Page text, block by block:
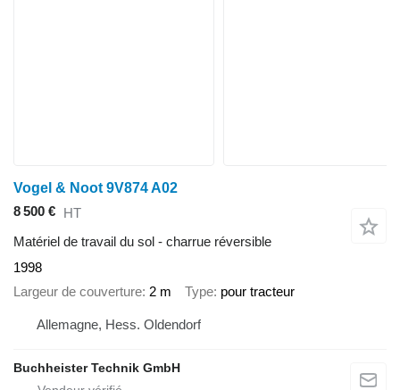
Vogel & Noot 9V874 A02
8 500 € HT
Matériel de travail du sol - charrue réversible
1998
Largeur de couverture 2 m Type pour tracteur
Allemagne, Hess. Oldendorf
Buchheister Technik GmbH